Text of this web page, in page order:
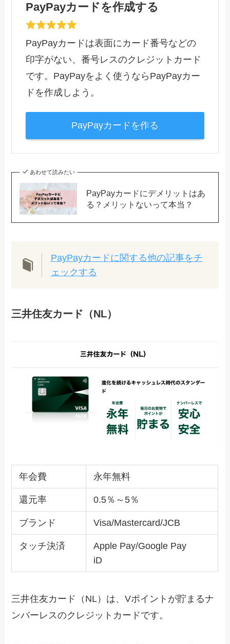
PayPayカードを作成する
PayPayカードは表面にカード番号などの
印字がない、番号レスのクレジットカード
です。PayPayをよく使うならPayPayカー
ドを作成しよう。
PayPayカードを作る
あわせて読みたい
PayPayカードにデメリットはあ
る？メリットないって本当？
PayPayカードに関する他の記事をチ
ェックする
三井住友カード（NL）
年会費 永年無料
還元率 0.5％～5％
ブランド Visa/Mastercard/JCB
タッチ決済
Apple Pay/Google Pay
iD
三井住友カード（NL）は、Vポイントが貯まるナ
ンバーレスのクレジットカードです。